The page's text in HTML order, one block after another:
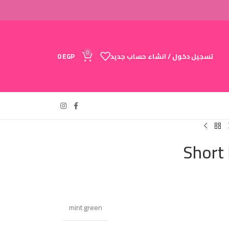
تسجيل دخول / انشاء حساب جديد 0
0EGP
mint green